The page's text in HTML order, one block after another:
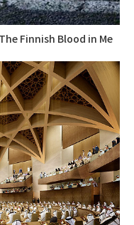
The Finnish Blood in Me